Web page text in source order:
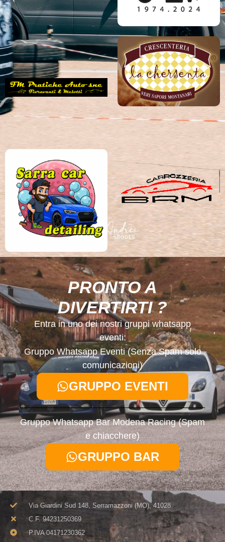
PRONTO A
DIVERTIRTI ?
Entra in uno dei nostri gruppi whatsapp
eventi:
Gruppo Whatsapp Eventi (Senza Spam solo
comunicazioni)
GRUPPO EVENTI
Gruppo Whatsapp Bar Modena Racing (Spam
e chiacchere)
GRUPPO BAR
Via Giardini Sud 148, Serramazzoni (MO), 41028
C.F. 94231250369​
P.IVA 04171230362​